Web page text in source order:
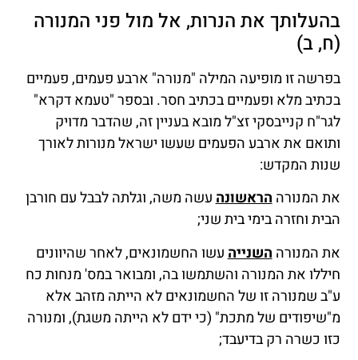
בהעלותך את הנרות, אל מול פני המנורה
(ח, ב)
בפרשה זו מופיעה המילה "מנורה" ארבע פעמים, פעמיים
בכתיב מלא ופעמיים בכתיב חסר. ובספר "טעמא דקרא"
לגר"ח קנייבסקי זצ"ל מובא בעניין זה, שהדבר מדויק
ותואם את ארבע הפעמים שעשו ישראל מנורות לאורך
שנות המקדש:
את המנורההראשונהעשה משה, וגלתה לבבל עם חורבן
הבית וחזרה בימי בית שני;
את המנורההשנייהעשו החשמונאים, לאחר שהיוונים
חיללו את המנורה והשתמשו בה, ומבואר במס' מנחות כח
ע"ב שמנורה זו של החשמונאים לא הייתה מזהב אלא
מ"שיפודים של מתכת" (כי ידם לא הייתה משגת), ומנורה
כזו כשרה רק בדיעבד;